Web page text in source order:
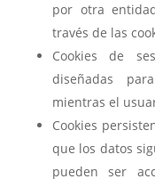
por otra
través de las
Cookies de
diseñadas
mientras el
Cookies
que los datos
pueden ser